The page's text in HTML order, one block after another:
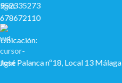
952335273
678672110
Ubicación:
José Palanca nº18, Local 13 Málaga